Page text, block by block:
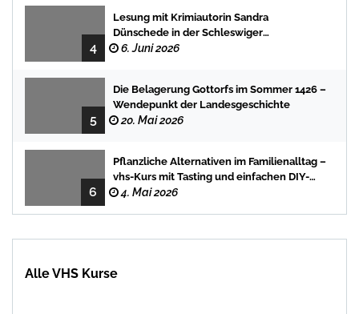
4
Lesung mit Krimiautorin Sandra
Dünschede in der Schleswiger
Stadtbücherei
6. Juni 2026
5
Die Belagerung Gottorfs im Sommer 1426 –
Wendepunkt der Landesgeschichte
20. Mai 2026
6
Pflanzliche Alternativen im Familienalltag –
vhs-Kurs mit Tasting und einfachen DIY-
Rezepten
4. Mai 2026
Alle VHS Kurse